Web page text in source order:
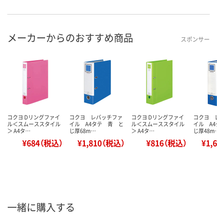
メーカーからのおすすめ商品 スポンサー
コクヨ Dリングファイ
ル＜スムーススタイル
＞ A4タ…
¥684（税込）
コクヨ レバッチファ
イル A4タテ 青 と
じ厚68m…
¥1,810（税込）
コクヨ Dリングファイ
ル＜スムーススタイル
＞ A4タ…
¥816（税込）
コクヨ
イル
じ厚
一緒に購入する